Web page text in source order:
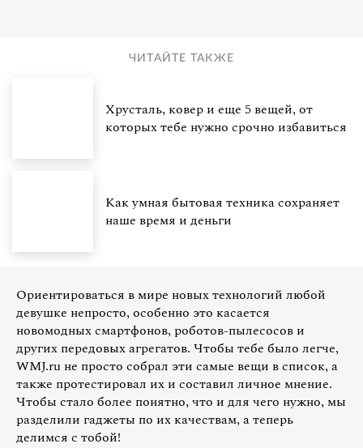
ЧИТАЙТЕ ТАКЖЕ
Хрусталь, ковер и еще 5 вещей, от
которых тебе нужно срочно избавиться
Как умная бытовая техника сохраняет
наше время и деньги
Ориентироваться в мире новых технологий любой
девушке непросто, особенно это касается
новомодных смартфонов, роботов-пылесосов и
других передовых агрегатов. Чтобы тебе было легче,
WMJ.ru не просто собрал эти самые вещи в список, а
также протестировал их и составил личное мнение.
Чтобы стало более понятно, что и для чего нужно, мы
разделили гаджеты по их качествам, а теперь
делимся с тобой!